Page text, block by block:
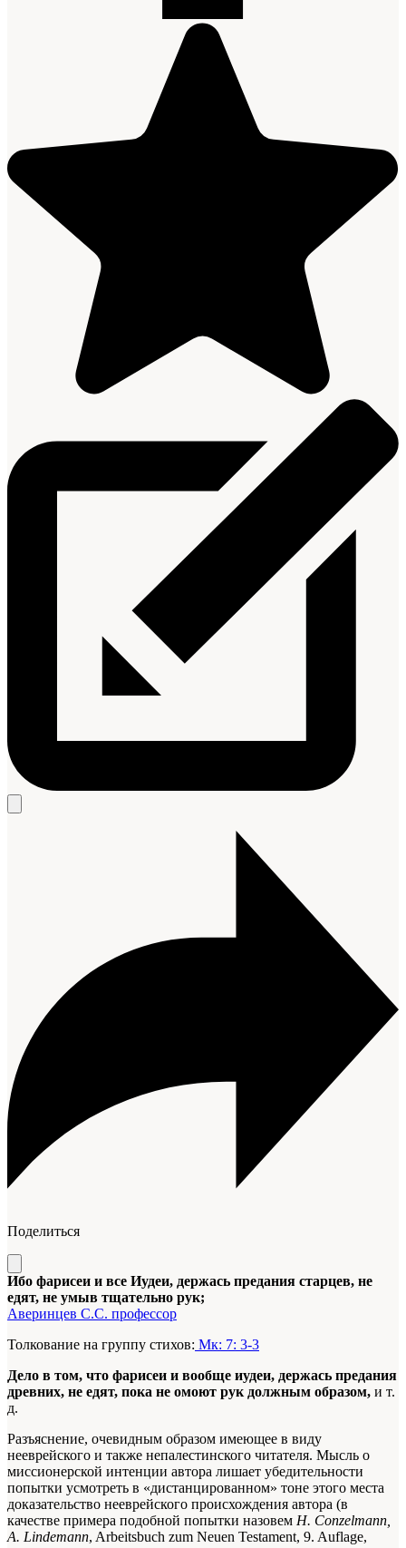
Поделиться
Ибо фарисеи и все Иудеи, держась предания старцев, не
едят, не умыв тщательно рук;
Аверинцев С.С. профессор
Толкование на группу стихов: Мк: 7: 3-3
Дело в том, что фарисеи и вообще иудеи, держась предания
древних, не едят, пока не омоют рук должным образом, и т.
д.
Разъяснение, очевидным образом имеющее в виду
нееврейского и также непалестинского читателя. Мысль о
миссионерской интенции автора лишает убедительности
попытки усмотреть в «дистанцированном» тоне этого места
доказательство нееврейского происхождения автора (в
качестве примера подобной попытки назовем Н. Conzelmann,
Α. Lindemann, Arbeitsbuch zum Neuen Testament, 9. Auflage,